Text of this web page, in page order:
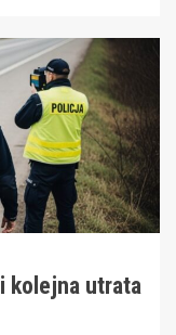
kolejna utrata